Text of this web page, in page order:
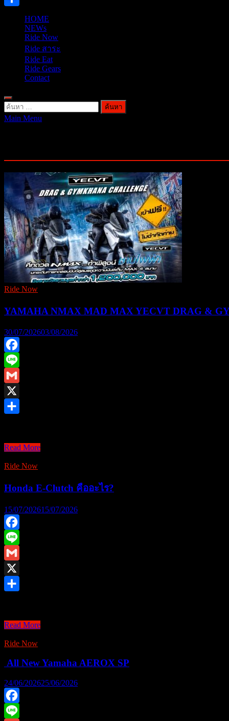
HOME
NEWs
Ride Now
Ride สาระ
Ride Eat
Ride Gears
Contact
ค้นหา
สำหรับ:
Main Menu
Ride Now
YAMAHA NMAX MAD MAX YECVT DRAG &
30/07/202603/08/2026
Facebook
Line
Gmail
X
YAMAHA
MAD
YECVT
DRAG
GYMKHANA
CHALLENGE
เปิด
สนาม
แรก
Read More
Ride Now
Honda E-Clutch คืออะไร?
15/07/202615/07/2026
Facebook
Line
Gmail
X
Honda
Clutch
อะไร?
Read More
Ride Now
All New Yamaha AEROX SP
24/06/202625/06/2026
Facebook